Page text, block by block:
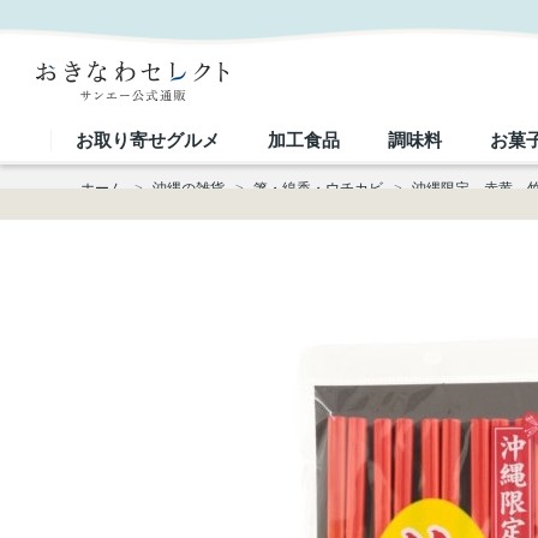
お取り寄せグルメ 加工食品 調味料 お菓
ホーム > 沖縄の雑貨 > 箸・線香・ウチカビ > 沖縄限定 赤黄